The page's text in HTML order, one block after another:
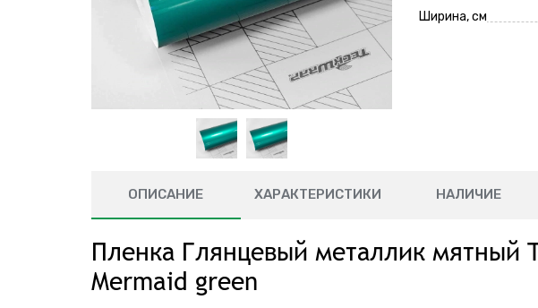
Ширина, см
ОПИСАНИЕ ХАРАКТЕРИСТИКИ НАЛИЧИЕ
Пленка Глянцевый металлик мятный
Mermaid green